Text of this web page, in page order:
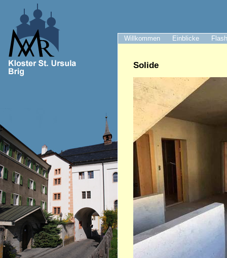
Willkommen Einblicke
Solide